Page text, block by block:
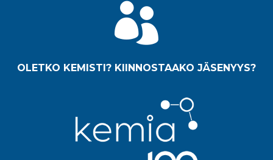

OLETKO KEMISTI? KIINNOSTAAKO JÄSENYYS?